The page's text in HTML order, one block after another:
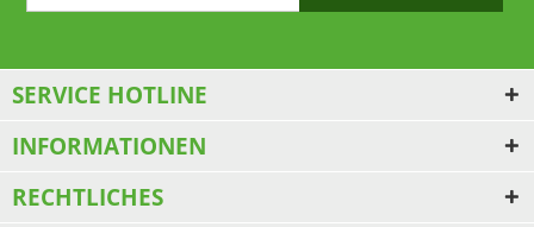
SERVICE HOTLINE
INFORMATIONEN
RECHTLICHES